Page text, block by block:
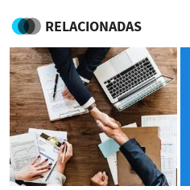
RELACIONADAS